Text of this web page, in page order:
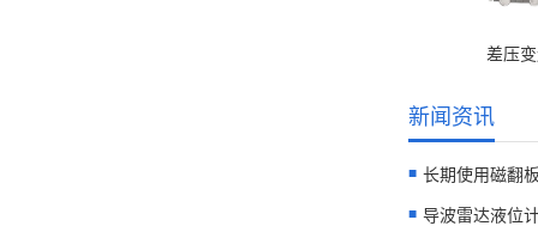
差压
新闻资讯
长期使用磁翻
导波雷达液位